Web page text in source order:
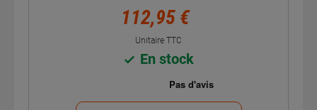
112,95 €
Unitaire TTC
En stock